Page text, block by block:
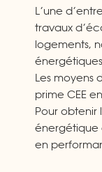
L’une
travaux
logements,
Les moyens
prime CEE
Pour obtenir
énergétique
en